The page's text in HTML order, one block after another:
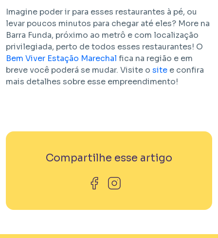
Imagine poder ir para esses restaurantes à pé, ou
levar poucos minutos para chegar até eles? More na
Barra Funda, próximo ao metrô e com localização
privilegiada, perto de todos esses restaurantes! O
Bem Viver Estação Marechal fica na região e em
breve você poderá se mudar. Visite o site e confira
mais detalhes sobre esse empreendimento!
Compartilhe esse artigo